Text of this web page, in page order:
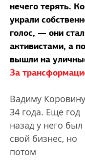
нечего терять.
украли
голос, — они
активистами, а
вышли на
За
Вадиму Коровину
34 года. Еще год
назад у него был
свой бизнес, но
потом